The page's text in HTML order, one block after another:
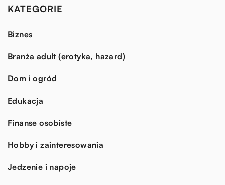
KATEGORIE
Biznes
Branża adult (erotyka, hazard)
Dom i ogród
Edukacja
Finanse osobiste
Hobby i zainteresowania
Jedzenie i napoje